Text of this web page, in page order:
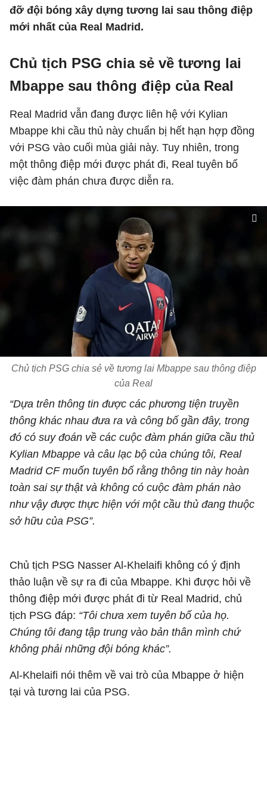
đỡ đội bóng xây dựng tương lai sau thông điệp
mới nhất của Real Madrid.
Chủ tịch PSG chia sẻ về tương lai
Mbappe sau thông điệp của Real
Real Madrid vẫn đang được liên hệ với Kylian
Mbappe khi cầu thủ này chuẩn bị hết hạn hợp đồng
với PSG vào cuối mùa giải này. Tuy nhiên, trong
một thông điệp mới được phát đi, Real tuyên bố
việc đàm phán chưa được diễn ra.
Chủ tịch PSG chia sẻ về tương lai Mbappe sau thông điệp
của Real
“Dựa trên thông tin được các phương tiện truyền
thông khác nhau đưa ra và công bố gần đây, trong
đó có suy đoán về các cuộc đàm phán giữa cầu thủ
Kylian Mbappe và câu lạc bộ của chúng tôi, Real
Madrid CF muốn tuyên bố rằng thông tin này hoàn
toàn sai sự thật và không có cuộc đàm phán nào
như vậy được thực hiện với một cầu thủ đang thuộc
sở hữu của PSG”.
Chủ tịch PSG Nasser Al-Khelaifi không có ý định
thảo luận về sự ra đi của Mbappe. Khi được hỏi về
thông điệp mới được phát đi từ Real Madrid, chủ
tịch PSG đáp: “Tôi chưa xem tuyên bố của họ.
Chúng tôi đang tập trung vào bản thân mình chứ
không phải những đội bóng khác”.
Al-Khelaifi nói thêm về vai trò của Mbappe ở hiện
tại và tương lai của PSG.